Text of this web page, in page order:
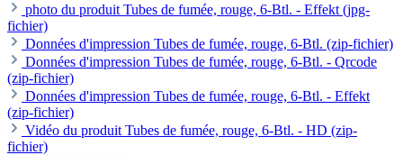
photo du produit Tubes de fumée, rouge, 6-Btl. - Effekt (jpg-
fichier)
Données d'impression Tubes de fumée, rouge, 6-Btl. (zip-fichier)
Données d'impression Tubes de fumée, rouge, 6-Btl. - Qrcode
(zip-fichier)
Données d'impression Tubes de fumée, rouge, 6-Btl. - Effekt
(zip-fichier)
Vidéo du produit Tubes de fumée, rouge, 6-Btl. - HD (zip-
fichier)